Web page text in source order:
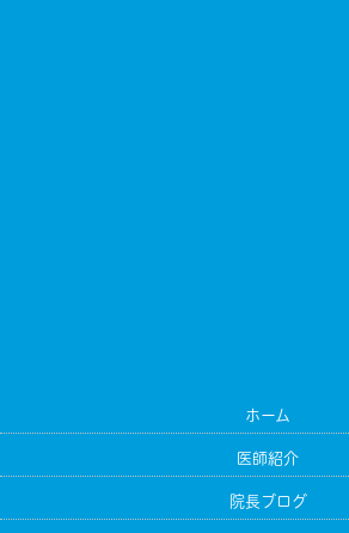
ホーム
医師紹介
院長ブログ